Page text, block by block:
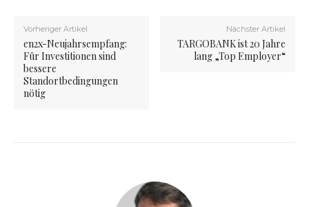
Vorheriger Artikel
en2x-Neujahrsempfang:
Für Investitionen sind
bessere
Standortbedingungen
nötig
Nächster Artikel
TARGOBANK ist 20 Jahre
lang „Top Employer“